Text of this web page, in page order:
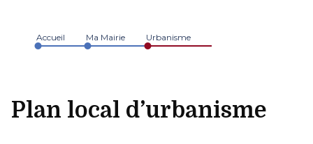
Accueil Ma Mairie Urbanisme
Plan local d’urbanisme